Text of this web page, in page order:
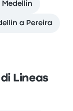
a Pereira
Lineas